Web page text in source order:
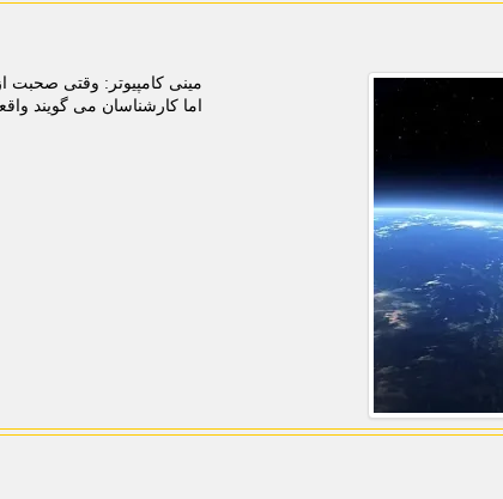
مینی کامپیوتر: وقتی صحبت
اما کارشناسان می گویند